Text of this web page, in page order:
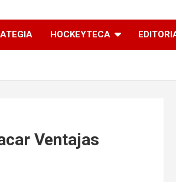
HOCKEYTECA
Ventajas